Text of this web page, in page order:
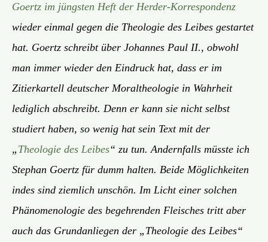
Goertz im jüngsten Heft der Herder-Korrespondenz
wieder einmal gegen die Theologie des Leibes gestartet
hat. Goertz schreibt über Johannes Paul II., obwohl
man immer wieder den Eindruck hat, dass er im
Zitierkartell deutscher Moraltheologie in Wahrheit
lediglich abschreibt. Denn er kann sie nicht selbst
studiert haben, so wenig hat sein Text mit der
„ Theologie des Leibes“ zu tun. Andernfalls müsste ich
Stephan Goertz für dumm halten. Beide Möglichkeiten
indes sind ziemlich unschön. Im Licht einer solchen
Phänomenologie des begehrenden Fleisches tritt aber
auch das Grundanliegen der „Theologie des Leibes“